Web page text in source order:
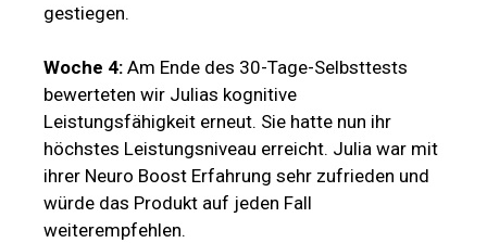
gestiegen.
Woche 4: Am Ende des 30-Tage-Selbsttests
bewerteten wir Julias kognitive
Leistungsfähigkeit erneut. Sie hatte nun ihr
höchstes Leistungsniveau erreicht. Julia war mit
ihrer Neuro Boost Erfahrung sehr zufrieden und
würde das Produkt auf jeden Fall
weiterempfehlen.